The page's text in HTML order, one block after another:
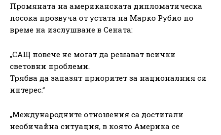
Промяната на американската дипломатическа
посока прозвуча от устата на Марко Рубио по
време на изслушване в Сената:
„САЩ повече не могат да решават всички
световни проблеми.
Трябва да запазят приоритет за националния си
интерес.“
„Международните отношения са достигали
необичайна ситуация, в която Америка се